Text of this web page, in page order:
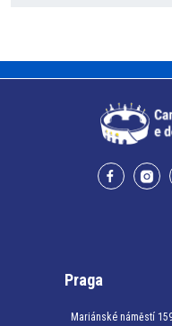
Praga
Mariánské náměstí